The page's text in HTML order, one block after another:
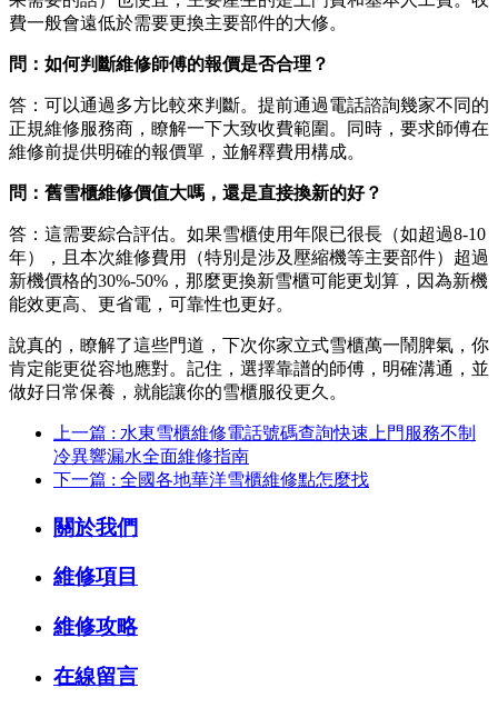
費一般會遠低於需要更換主要部件的大修。
問：如何判斷維修師傅的報價是否合理？
答：可以通過多方比較來判斷。提前通過電話諮詢幾家不同的
正規維修服務商，瞭解一下大致收費範圍。同時，要求師傅在
維修前提供明確的報價單，並解釋費用構成。
問：舊雪櫃維修價值大嗎，還是直接換新的好？
答：這需要綜合評估。如果雪櫃使用年限已很長（如超過8-10
年），且本次維修費用（特別是涉及壓縮機等主要部件）超過
新機價格的30%-50%，那麼更換新雪櫃可能更划算，因為新機
能效更高、更省電，可靠性也更好。
說真的，瞭解了這些門道，下次你家立式雪櫃萬一鬧脾氣，你
肯定能更從容地應對。記住，選擇靠譜的師傅，明確溝通，並
做好日常保養，就能讓你的雪櫃服役更久。
上一篇 : 水東雪櫃維修電話號碼查詢快速上門服務不制
冷異響漏水全面維修指南
下一篇 : 全國各地華洋雪櫃維修點怎麼找
關於我們
維修項目
維修攻略
在線留言